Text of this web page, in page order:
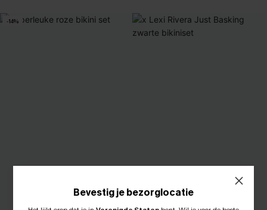
-14%
Bevestig je bezorglocatie